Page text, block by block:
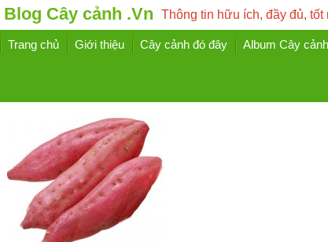
Blog Cây cảnh .Vn Thông tin hữu ích, đầy đủ, tốt
Trang chủ Giới thiệu Cây cảnh đó đây Album Cây